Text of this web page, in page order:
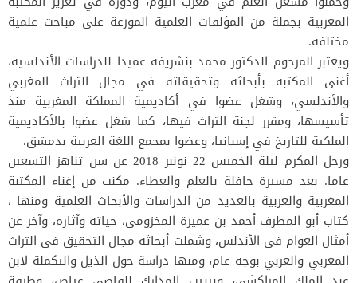
المغربية بجملة من المؤلفات العلمية الموزعة على مباحث علمية
مختلفة.
ويعتبر المرحوم الدكتور محمد بنشريفة عميدا للدراسات الأندلسية،
أغنى المكتبة بأبحاثه وتحقيقاته في مجال التراث المغربي
والأندلسي، وشغل عضوا في أكاديمية المملكة المغربية منذ
تأسيسها، ومقرر لجنة التراث فيها، كما شغل عضوا بالأكاديمية
الملكية للتاريخ في إسبانيا، وعضوا بمجمع اللغة العربية بدمشق.
ورحل المكرم ليلة الخميس 22 نونبر 2018 عن سن تناهز التسعين
عاما. بعد مسيرة حافلة بالعلم والعطاء. مكنت من إغناء المكتبة
المغربية والعربية بالعديد من الدراسات والأبحاث العلمية ومنها ،
كتاب أبو المطرف أحمد بن عميرة المخزومي، حياته وآثاره، وآخر عن
أمثال العوام في الأندلس، وشملت أبحاثه مجال التحقيق في التراث
المغربي والعربي بوجه عام، ومنها دراسة حول الذيل والتكملة لابن